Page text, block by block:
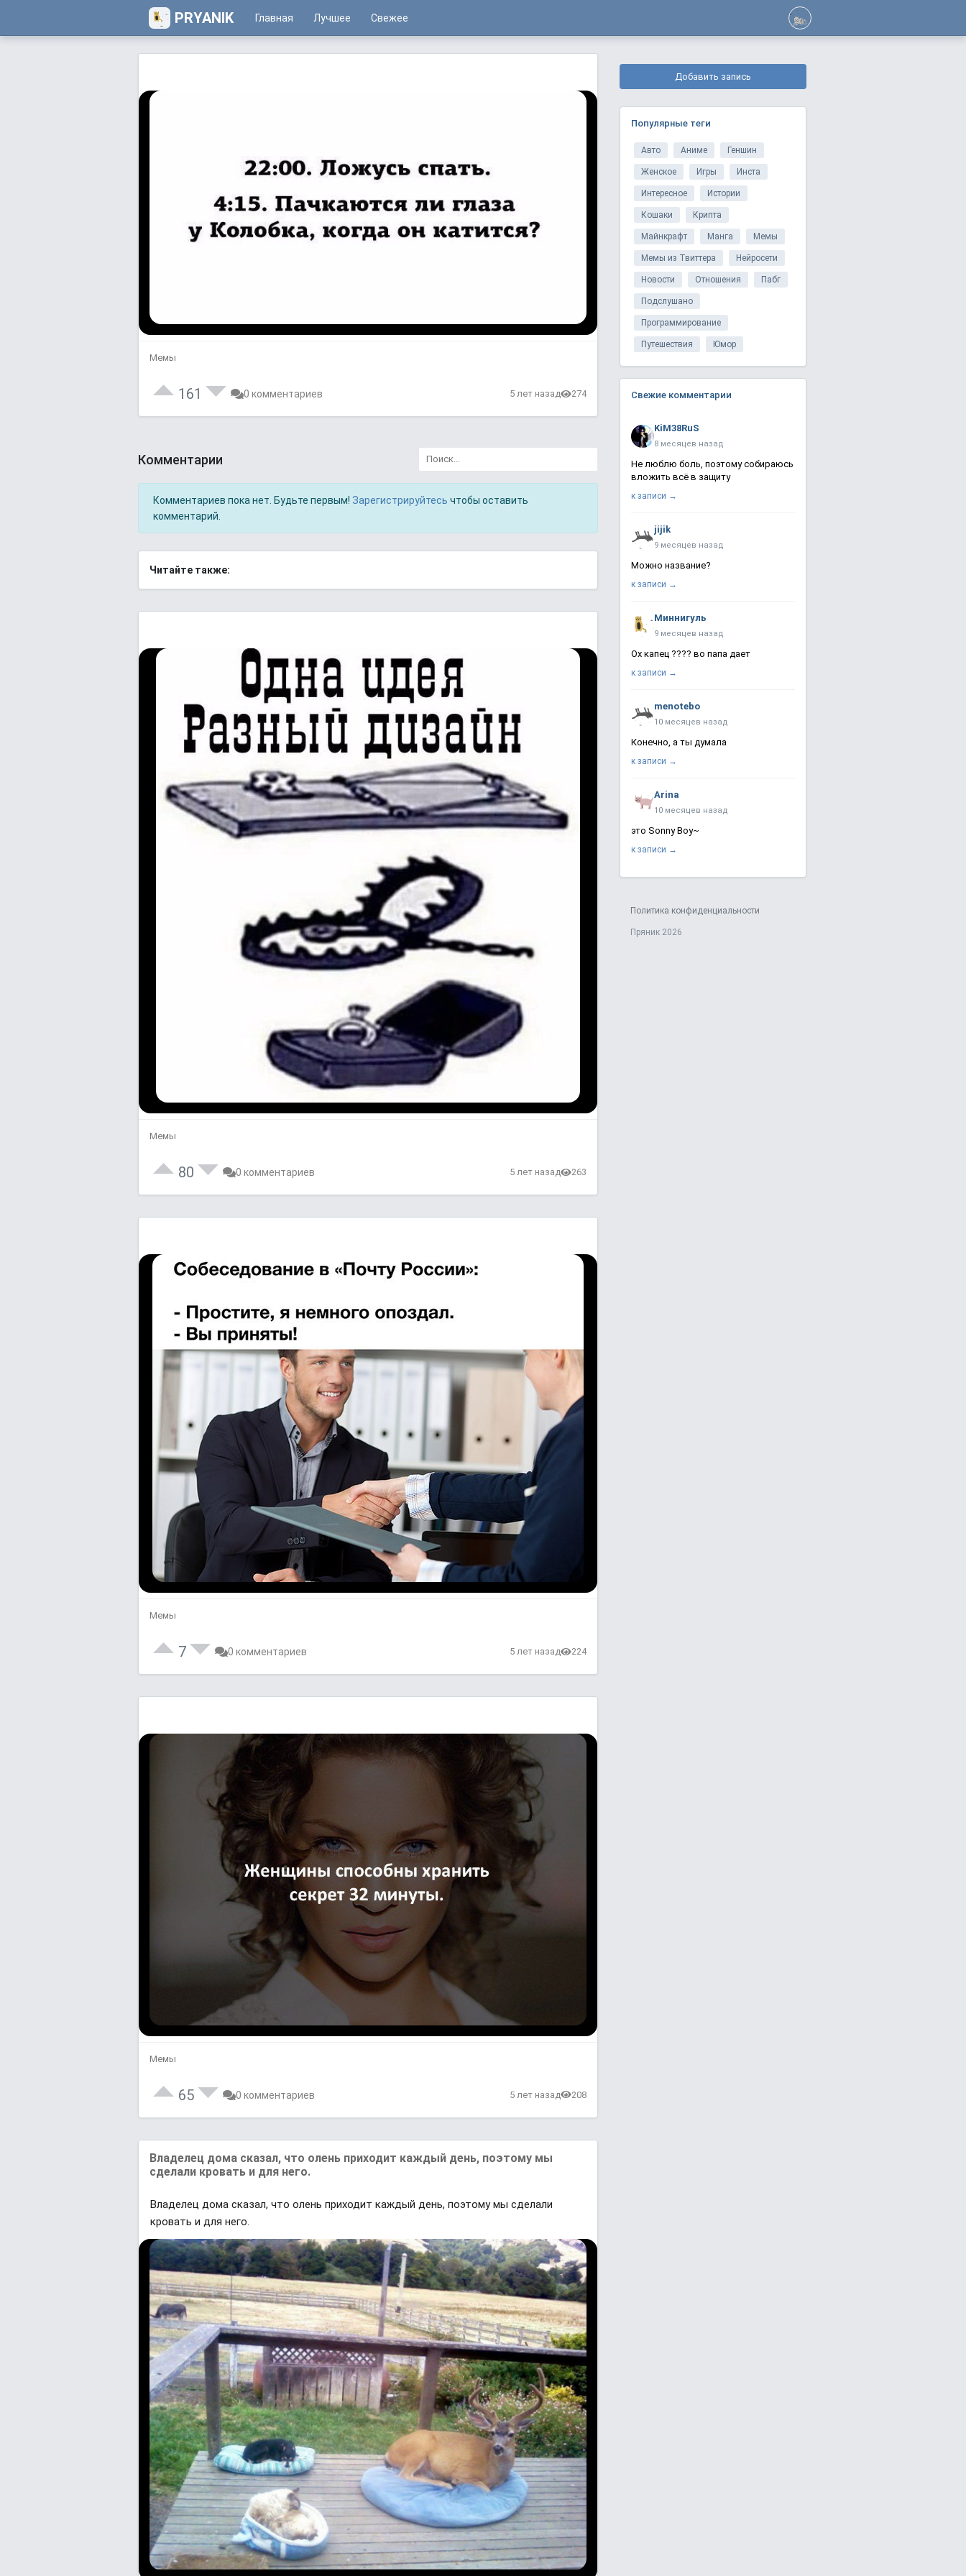
PRYANIK Главная Лучшее Свежее
Мемы
161 0 комментариев 5 лет назад 274
Комментарии
Комментариев пока нет. Будьте первым! Зарегистрируйтесь чтобы оставить
комментарий.
Читайте также:
Мемы
80 0 комментариев 5 лет назад 263
Мемы
7 0 комментариев 5 лет назад 224
Мемы
65 0 комментариев 5 лет назад 208
Владелец дома сказал, что олень приходит каждый день, поэтому мы
сделали кровать и для него.
Владелец дома сказал, что олень приходит каждый день, поэтому мы сделали
кровать и для него.
Добавить запись
Популярные теги
Авто Аниме Геншин
Женское Игры Инста
Интересное Истории
Кошаки Крипта
Майнкрафт Манга Мемы
Мемы из Твиттера Нейросети
Новости Отношения Пабг
Подслушано
Программирование
Путешествия Юмор
Свежие комментарии
KiM38RuS
8 месяцев назад
Не люблю боль, поэтому собираюсь
вложить всё в защиту
к записи →
jijik
9 месяцев назад
Можно название?
к записи →
Миннигуль
9 месяцев назад
Ох капец ???? во папа дает
к записи →
menotebo
10 месяцев назад
Конечно, а ты думала
к записи →
Arina
10 месяцев назад
это Sonny Boy~
к записи →
Политика конфиденциальности
Пряник 2026